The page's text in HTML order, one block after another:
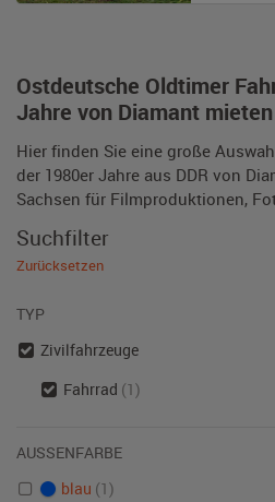
Ostdeutsche Oldtimer
Jahre von Diamant
Hier finden Sie eine große
der 1980er Jahre aus DDR von
Sachsen für Filmproduktionen,
Suchfilter
Zurücksetzen
TYP
Zivilfahrzeuge
Fahrrad (1)
AUSSENFARBE
blau (1)